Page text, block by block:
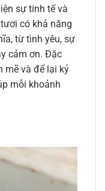
sự tinh tế và
có khả năng
từ tình yêu, sự
cảm ơn. Đặc
mẽ và để lại kỷ
mỗi khoảnh